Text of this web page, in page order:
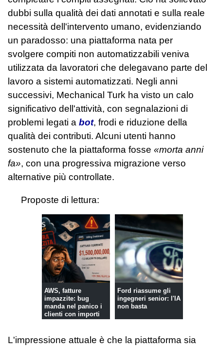
dubbi sulla qualità dei dati annotati e sulla reale
necessità dell'intervento umano, evidenziando
un paradosso: una piattaforma nata per
svolgere compiti non automatizzabili veniva
utilizzata da lavoratori che delegavano parte del
lavoro a sistemi automatizzati. Negli anni
successivi, Mechanical Turk ha visto un calo
significativo dell'attività, con segnalazioni di
problemi legati a bot, frodi e riduzione della
qualità dei contributi. Alcuni utenti hanno
sostenuto che la piattaforma fosse «morta anni
fa», con una progressiva migrazione verso
alternative più controllate.
Proposte di lettura:
AWS, fatture
impazzite: bug
manda nel panico i
clienti con importi
Ford riassume gli
ingegneri senior: l'IA
non basta
L'impressione attuale è che la piattaforma sia